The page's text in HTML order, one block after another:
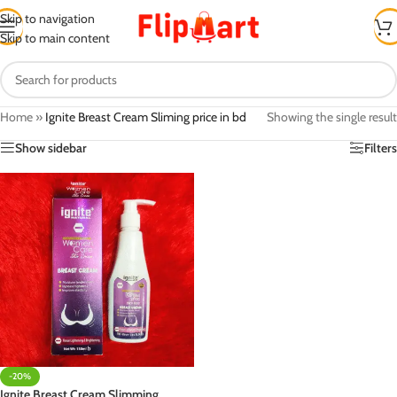
Skip to navigation
Skip to main content
Home » Ignite Breast Cream Sliming price in bd
Showing the single result
Show sidebar
Filters
-20%